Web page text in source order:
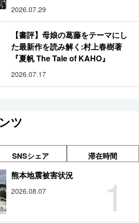
2026.07.29
【書評】母娘の葛藤をテーマにし
た最新作を読み解く:村上春樹著
『夏帆 The Tale of KAHO』
2026.07.17
ツ
SNSシェア 滞在時間
1
熊本地震被害状況
2026.08.07